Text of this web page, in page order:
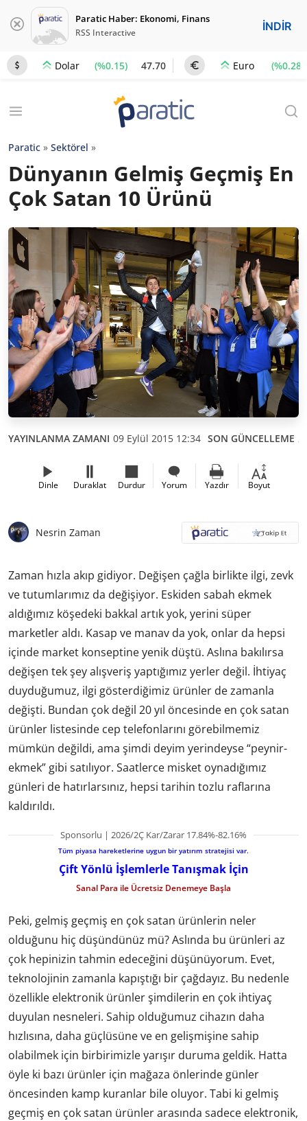
Paratic Haber: Ekonomi, Finans
RSS Interactive İNDİR
Dolar (%0.15) 47.70 Euro (%0.28)
Paratic » Sektörel »
Dünyanın Gelmiş Geçmiş En
Çok Satan 10 Ürünü
YAYINLANMA ZAMANI 09 Eylül 2015 12:34 SON GÜNCELLEME
Dinle Duraklat Durdur Yorum Yazdır Boyut
Nesrin Zaman
Zaman hızla akıp gidiyor. Değişen çağla birlikte ilgi, zevk
ve tutumlarımız da değişiyor. Eskiden sabah ekmek
aldığımız köşedeki bakkal artık yok, yerini süper
marketler aldı. Kasap ve manav da yok, onlar da hepsi
içinde market konseptine yenik düştü. Aslına bakılırsa
değişen tek şey alışveriş yaptığımız yerler değil. İhtiyaç
duyduğumuz, ilgi gösterdiğimiz ürünler de zamanla
değişti. Bundan çok değil 20 yıl öncesinde en çok satan
ürünler listesinde cep telefonlarını görebilmemiz
mümkün değildi, ama şimdi deyim yerindeyse “peynir-
ekmek” gibi satılıyor. Saatlerce misket oynadığımız
günleri de hatırlarsınız, hepsi tarihin tozlu raflarına
kaldırıldı.
Sponsorlu | 2026/2Ç Kar/Zarar 17.84%-82.16%
Tüm piyasa hareketlerine uygun bir yatırım stratejisi var.
Çift Yönlü İşlemlerle Tanışmak İçin
Sanal Para ile Ücretsiz Denemeye Başla
Peki, gelmiş geçmiş en çok satan ürünlerin neler
olduğunu hiç düşündünüz mü? Aslında bu ürünleri az
çok hepinizin tahmin edeceğini düşünüyorum. Evet,
teknolojinin zamanla kapıştığı bir çağdayız. Bu nedenle
özellikle elektronik ürünler şimdilerin en çok ihtiyaç
duyulan nesneleri. Sahip olduğumuz cihazın daha
hızlısına, daha güçlüsüne ve en gelişmişine sahip
olabilmek için birbirimizle yarışır duruma geldik. Hatta
öyle ki bazı ürünler için mağaza önlerinde günler
öncesinden kamp kuranlar bile oluyor. Tabi ki gelmiş
geçmiş en çok satan ürünler arasında sadece elektronik,